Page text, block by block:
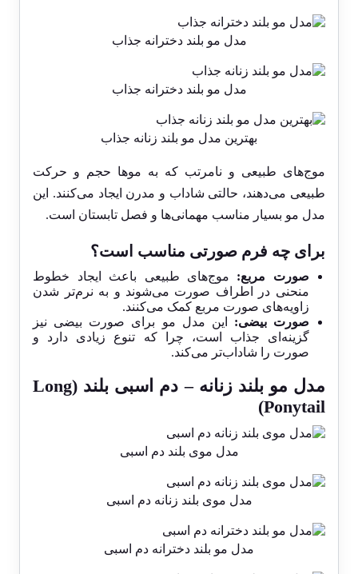
مدل مو بلند دخترانه جذاب
مدل مو بلند دخترانه جذاب
بهترین مدل مو بلند زنانه جذاب
موج‌های طبیعی و نامرتب که به موها حجم و حرکت
طبیعی می‌دهند، حالتی شاداب و مدرن ایجاد می‌کنند. این
مدل مو بسیار مناسب مهمانی‌ها و فصل تابستان است.
برای چه فرم صورتی مناسب است؟
صورت مربع: موج‌های طبیعی باعث ایجاد خطوط
منحنی در اطراف صورت می‌شوند و به نرم‌تر شدن
زاویه‌های صورت مربع کمک می‌کنند.
صورت بیضی: این مدل مو برای صورت بیضی نیز
گزینه‌ای جذاب است، چرا که تنوع زیادی دارد و
صورت را شاداب‌تر می‌کند.
مدل مو بلند زنانه – دم اسبی بلند (Long
Ponytail)
مدل موی بلند دم اسبی
مدل موی بلند زنانه دم اسبی
مدل مو بلند دخترانه دم اسبی